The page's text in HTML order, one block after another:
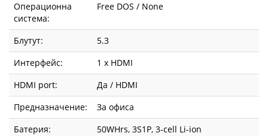
Операционна
система:
Free DOS / None
Блутут:
5.3
Интерфейс:
1 x HDMI
HDMI port:
Да / HDMI
Предназначение:
За офиса
Батерия:
50WHrs, 3S1P, 3-cell Li-ion